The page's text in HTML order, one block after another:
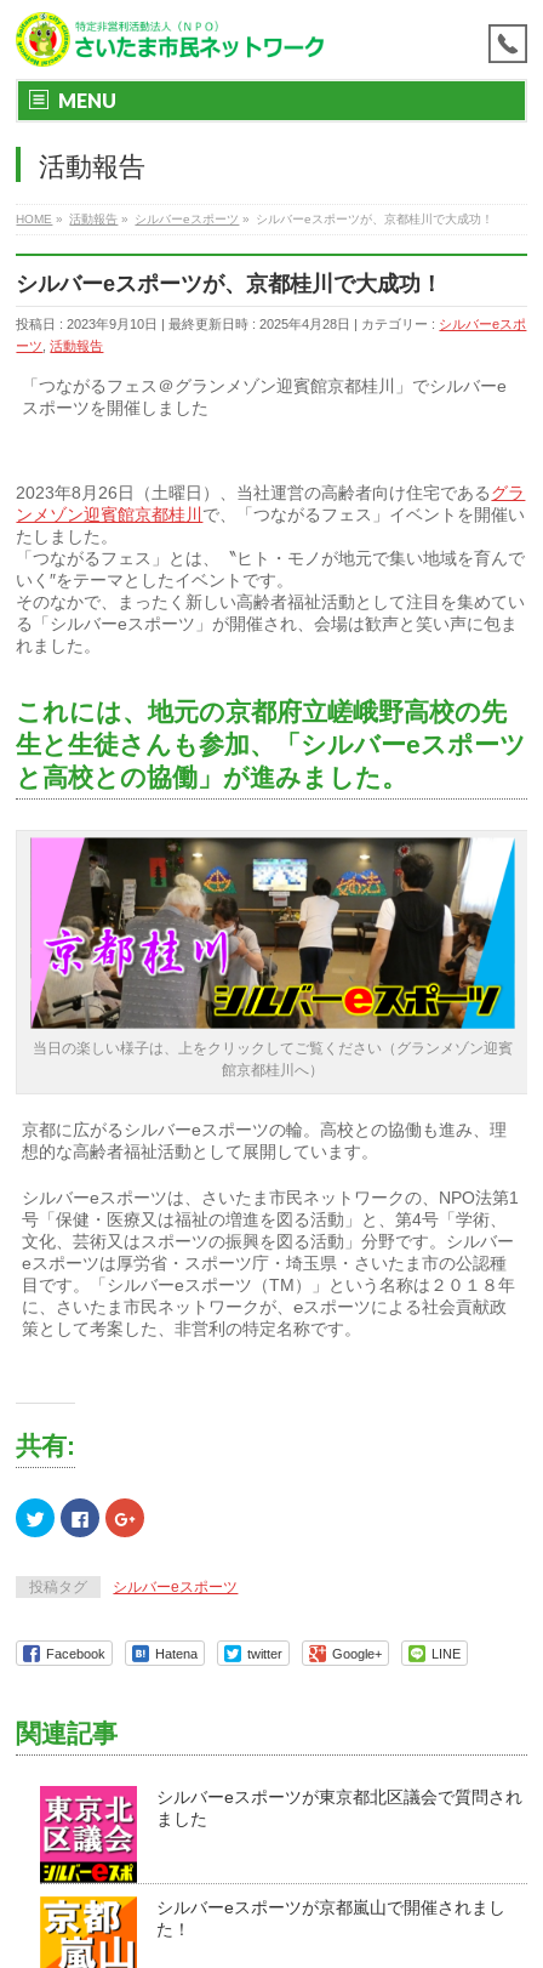
MENU
活動報告
HOME » 活動報告 » シルバーeスポーツ » シルバーeスポーツが、京都桂川で大成功！
シルバーeスポーツが、京都桂川で大成功！
投稿日 : 2023年9月10日 最終更新日時 : 2025年4月28日 カテゴリー : シルバーeスポ
ーツ ,活動報告
「つながるフェス＠グランメゾン迎賓館京都桂川」でシルバーe
スポーツを開催しました
2023年8月26日（土曜日）、当社運営の高齢者向け住宅であるグラ
ンメゾン迎賓館京都桂川 で、「つながるフェス」イベントを開催い
たしました。
「つながるフェス」とは、〝ヒト・モノが地元で集い地域を育んで
いく″をテーマとしたイベントです。
そのなかで、まったく新しい高齢者福祉活動として注目を集めてい
る「シルバーeスポーツ」が開催され、会場は歓声と笑い声に包ま
れました。
これには、地元の京都府立嵯峨野高校の先
生と生徒さんも参加、「シルバーeスポーツ
と高校との協働」が進みました。
当日の楽しい様子は、上をクリックしてご覧ください（グランメゾン迎賓
館京都桂川へ）
京都に広がるシルバーeスポーツの輪。高校との協働も進み、理
想的な高齢者福祉活動として展開しています。
シルバーeスポーツは、さいたま市民ネットワークの、NPO法第1
号「保健・医療又は福祉の増進を図る活動」と、第4号「学術、
文化、芸術又はスポーツの振興を図る活動」分野です。シルバー
eスポーツは厚労省・スポーツ庁・埼玉県・さいたま市の公認種
目です。「シルバーeスポーツ（TM）」という名称は２０１８年
に、さいたま市民ネットワークが、℮スポーツによる社会貢献政
策として考案した、非営利の特定名称です。
共有:
ク
リ
し
て
Twitter
有
(新
ィ
ン
ド
ウ
開
き
ま
す)
Facebook
で
す
に
リ
ッ
く
だ
さ
い
し
い
ウ
ィ
ン
ド
ウ
で
開
き
ま
す)
ク
リ
て
Google+
有
(新
ウ
開
投稿タグ シルバーeスポーツ
Facebook Hatena twitter Google+ LINE
関連記事
シルバーeスポーツが東京都北区議会で質問され
ました
シルバーeスポーツが京都嵐山で開催されまし
た！